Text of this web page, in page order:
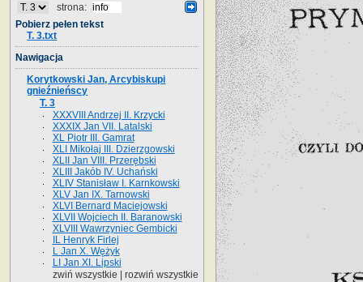
strona:
Pobierz pełen tekst
T. 3.txt
Nawigacja
Korytkowski Jan, Arcybiskupi
gnieźnieńscy
T. 3
XXXVIII Andrzej II. Krzycki
XXXIX Jan VII. Latalski
XL Piotr III. Gamrat
XLI Mikołaj III. Dzierzgowski
XLII Jan VIII. Przerębski
XLIII Jakób IV. Uchański
XLIV Stanisław I. Karnkowski
XLV Jan IX. Tarnowski
XLVI Bernard Maciejowski
XLVII Wojciech II. Baranowski
XLVIII Wawrzyniec Gembicki
IL Henryk Firlej
L Jan X. Wężyk
LI Jan XI. Lipski
zwiń wszystkie
rozwiń wszystkie